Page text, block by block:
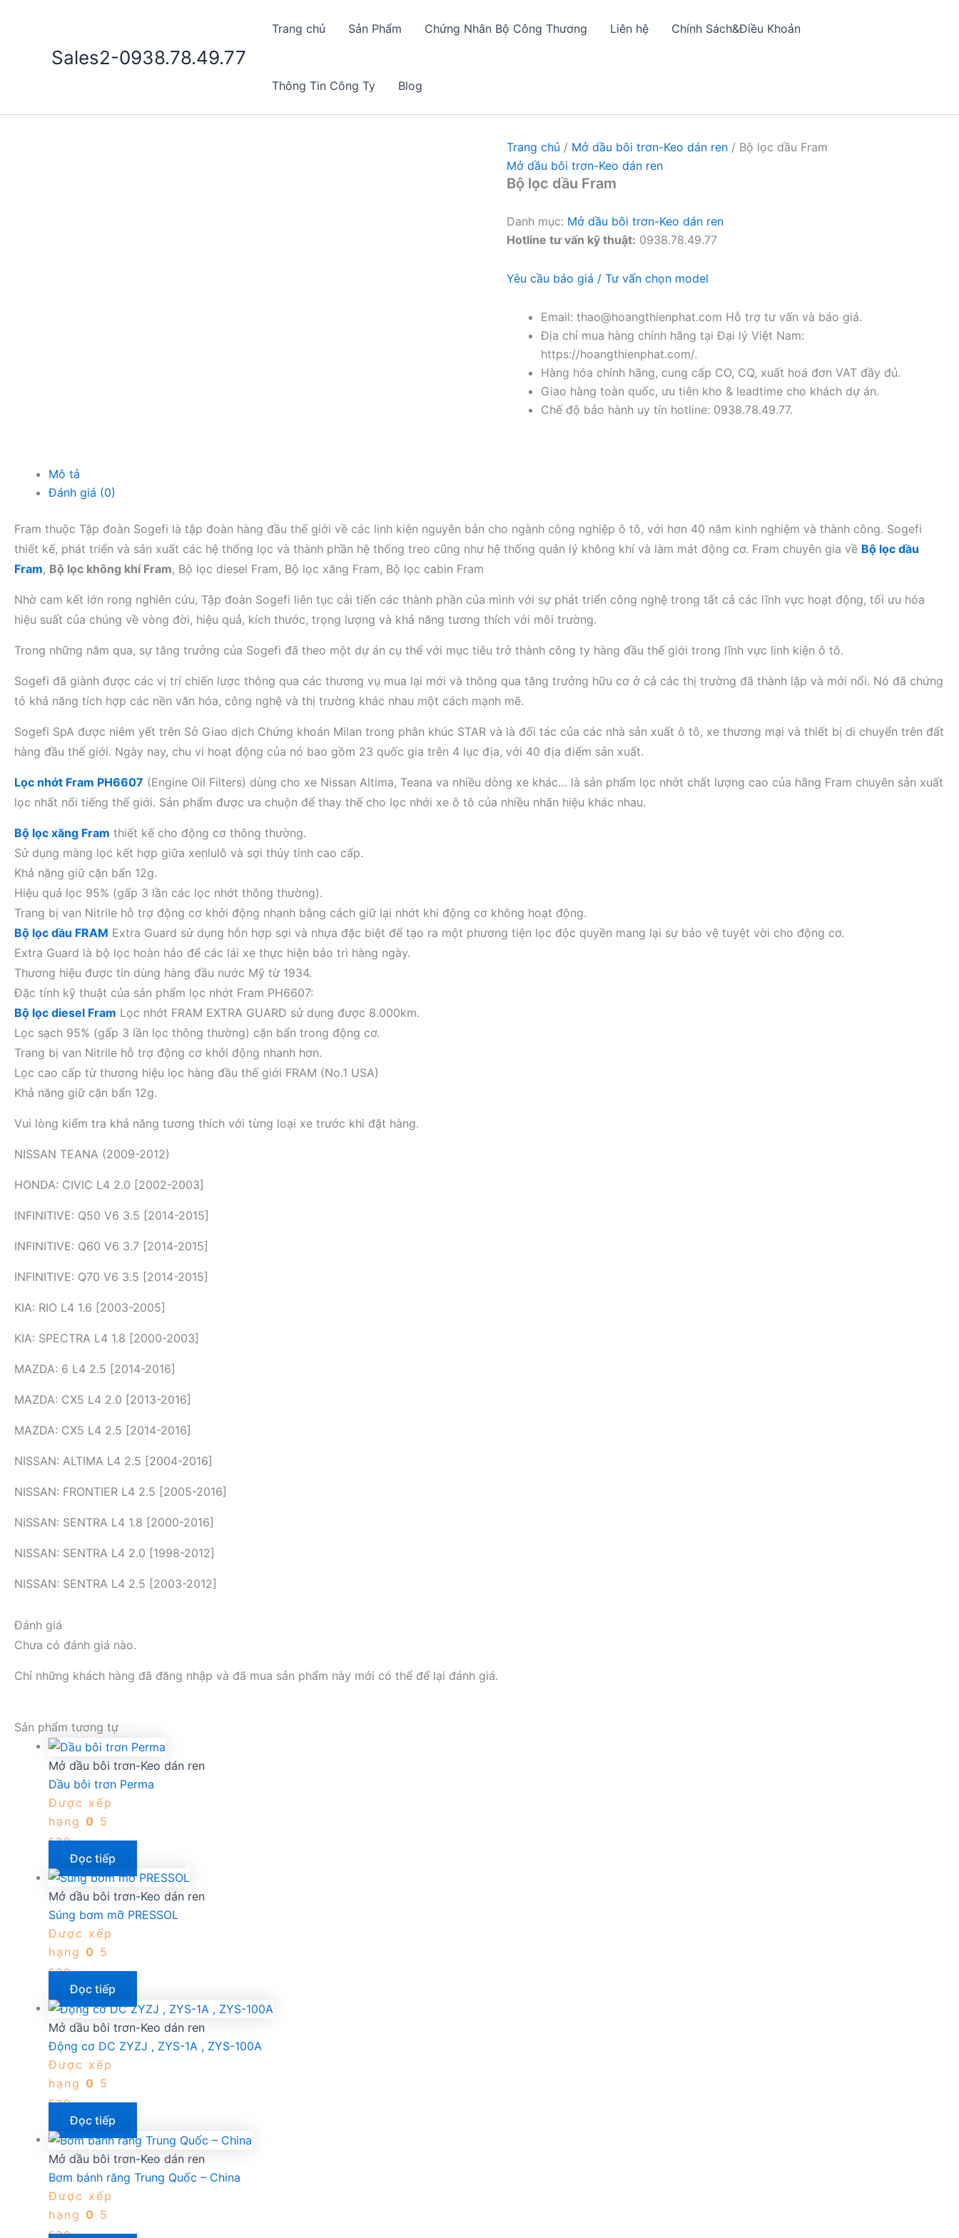
Sales2-0938.78.49.77
Trang chủ Sản Phẩm Chứng Nhân Bộ Công Thương Liên hệ Chính Sách&Điều Khoản
Thông Tin Công Ty Blog
Trang chủ / Mở dầu bôi trơn-Keo dán ren / Bộ lọc dầu Fram
Mở dầu bôi trơn-Keo dán ren
Bộ lọc dầu Fram
Danh mục: Mở dầu bôi trơn-Keo dán ren
Hotline tư vấn kỹ thuật: 0938.78.49.77
Yêu cầu báo giá / Tư vấn chọn model
Email: thao@hoangthienphat.com Hỗ trợ tư vấn và báo giá.
Địa chỉ mua hàng chính hãng tại Đại lý Việt Nam:
https://hoangthienphat.com/.
Hàng hóa chính hãng, cung cấp CO, CQ, xuất hoá đơn VAT đầy đủ.
Giao hàng toàn quốc, ưu tiên kho & leadtime cho khách dự án.
Chế độ bảo hành uy tín hotline: 0938.78.49.77.
Mô tả
Đánh giá (0)
Fram thuộc Tập đoàn Sogefi là tập đoàn hàng đầu thế giới về các linh kiện nguyên bản cho ngành công nghiệp ô tô, với hơn 40 năm kinh nghiệm và thành công. Sogefi
thiết kế, phát triển và sản xuất các hệ thống lọc và thành phần hệ thống treo cũng như hệ thống quản lý không khí và làm mát động cơ. Fram chuyên gia về Bộ lọc dầu
Fram, Bộ lọc không khí Fram, Bộ lọc diesel Fram, Bộ lọc xăng Fram, Bộ lọc cabin Fram
Nhờ cam kết lớn rong nghiên cứu, Tập đoàn Sogefi liên tục cải tiến các thành phần của mình với sự phát triển công nghệ trong tất cả các lĩnh vực hoạt động, tối ưu hóa
hiệu suất của chúng về vòng đời, hiệu quả, kích thước, trọng lượng và khả năng tương thích với môi trường.
Trong những năm qua, sự tăng trưởng của Sogefi đã theo một dự án cụ thể với mục tiêu trở thành công ty hàng đầu thế giới trong lĩnh vực linh kiện ô tô.
Sogefi đã giành được các vị trí chiến lược thông qua các thương vụ mua lại mới và thông qua tăng trưởng hữu cơ ở cả các thị trường đã thành lập và mới nổi. Nó đã chứng
tỏ khả năng tích hợp các nền văn hóa, công nghệ và thị trường khác nhau một cách mạnh mẽ.
Sogefi SpA được niêm yết trên Sở Giao dịch Chứng khoán Milan trong phân khúc STAR và là đối tác của các nhà sản xuất ô tô, xe thương mại và thiết bị di chuyển trên đất
hàng đầu thế giới. Ngày nay, chu vi hoạt động của nó bao gồm 23 quốc gia trên 4 lục địa, với 40 địa điểm sản xuất.
Lọc nhớt Fram PH6607 (Engine Oil Filters) dùng cho xe Nissan Altima, Teana va nhiều dòng xe khác… là sản phẩm lọc nhớt chất lượng cao của hãng Fram chuyên sản xuất
lọc nhất nổi tiếng thế giới. Sản phẩm được ưa chuộn để thay thế cho lọc nhới xe ô tô của nhiều nhãn hiệu khác nhau.
Bộ lọc xăng Fram thiết kế cho động cơ thông thường.
Sử dụng màng lọc kết hợp giữa xenlulô và sợi thủy tinh cao cấp.
Khả năng giữ cặn bẩn 12g.
Hiệu quả lọc 95% (gấp 3 lần các lọc nhớt thông thường).
Trang bị van Nitrile hỗ trợ động cơ khởi động nhanh bằng cách giữ lại nhớt khi động cơ không hoạt động.
Bộ lọc dầu FRAM Extra Guard sử dụng hỗn hợp sợi và nhựa đặc biệt để tạo ra một phương tiện lọc độc quyền mang lại sự bảo vệ tuyệt vời cho động cơ.
Extra Guard là bộ lọc hoàn hảo để các lái xe thực hiện bảo trì hàng ngày.
Thương hiệu được tin dùng hàng đầu nước Mỹ từ 1934.
Đặc tính kỹ thuật của sản phẩm lọc nhớt Fram PH6607:
Bộ lọc diesel Fram Lọc nhớt FRAM EXTRA GUARD sử dụng được 8.000km.
Lọc sạch 95% (gấp 3 lần lọc thông thường) cặn bẩn trong động cơ.
Trang bị van Nitrile hỗ trợ động cơ khởi động nhanh hơn.
Lọc cao cấp từ thương hiệu lọc hàng đầu thế giới FRAM (No.1 USA)
Khả năng giữ cặn bẩn 12g.
Vui lòng kiểm tra khả năng tương thích với từng loại xe trước khi đặt hàng.
NISSAN TEANA (2009-2012)
HONDA: CIVIC L4 2.0 [2002-2003]
INFINITIVE: Q50 V6 3.5 [2014-2015]
INFINITIVE: Q60 V6 3.7 [2014-2015]
INFINITIVE: Q70 V6 3.5 [2014-2015]
KIA: RIO L4 1.6 [2003-2005]
KIA: SPECTRA L4 1.8 [2000-2003]
MAZDA: 6 L4 2.5 [2014-2016]
MAZDA: CX5 L4 2.0 [2013-2016]
MAZDA: CX5 L4 2.5 [2014-2016]
NISSAN: ALTIMA L4 2.5 [2004-2016]
NISSAN: FRONTIER L4 2.5 [2005-2016]
NISSAN: SENTRA L4 1.8 [2000-2016]
NISSAN: SENTRA L4 2.0 [1998-2012]
NISSAN: SENTRA L4 2.5 [2003-2012]
Đánh giá
Chưa có đánh giá nào.
Chỉ những khách hàng đã đăng nhập và đã mua sản phẩm này mới có thể để lại đánh giá.
Sản phẩm tương tự
Mở dầu bôi trơn-Keo dán ren
Dầu bôi trơn Perma
Được xếp
hạng 0 5
sao
Đọc tiếp
Mở dầu bôi trơn-Keo dán ren
Súng bơm mỡ PRESSOL
Được xếp
hạng 0 5
sao
Đọc tiếp
Mở dầu bôi trơn-Keo dán ren
Động cơ DC ZYZJ , ZYS-1A , ZYS-100A
Được xếp
hạng 0 5
sao
Đọc tiếp
Mở dầu bôi trơn-Keo dán ren
Bơm bánh răng Trung Quốc – China
Được xếp
hạng 0 5
sao